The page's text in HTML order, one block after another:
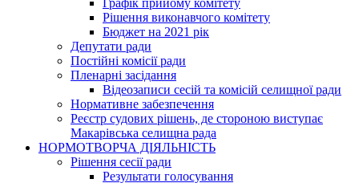
Графік прийому комітету
Рішення виконавчого комітету
Бюджет на 2021 рік
Депутати ради
Постійні комісії ради
Пленарні засідання
Відеозаписи сесій та комісій селищної ради
Нормативне забезпечення
Реєстр судових рішень, де стороною виступає
Макарівська селищна рада
НОРМОТВОРЧА ДІЯЛЬНІСТЬ
Рішення сесії ради
Результати голосування